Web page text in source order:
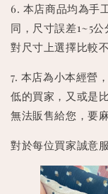
6. 本店商品均為手
同，尺寸誤差1~5
對尺寸上選擇比較
7. 本店為小本經營
低的買家，又或是
無法販售給您，要
對於每位買家誠意